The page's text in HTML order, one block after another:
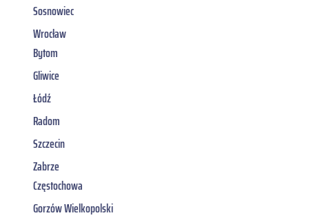
Sosnowiec
Wrocław
Bytom
Gliwice
Łódź
Radom
Szczecin
Zabrze
Częstochowa
Gorzów Wielkopolski